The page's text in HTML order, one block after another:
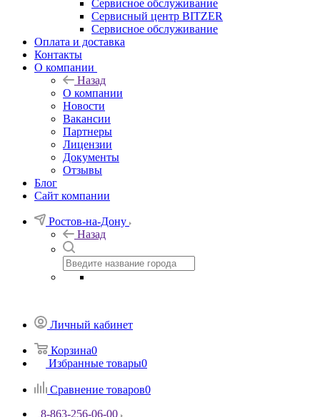
Сервисное обслуживание
Сервисный центр BITZER
Сервисное обслуживание
Оплата и доставка
Контакты
О компании
Назад
О компании
Новости
Вакансии
Партнеры
Лицензии
Документы
Отзывы
Блог
Сайт компании
Ростов-на-Дону
Назад
Личный кабинет
Корзина0
Избранные товары0
Сравнение товаров0
8-863-256-06-00